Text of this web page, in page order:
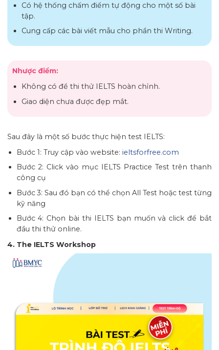
Có hệ thống chấm điểm tự động cho một số bài
tập.
Cung cấp các bài viết mẫu cho phần thi Writing.
Nhược điểm:
Không có đề thi thử IELTS hoàn chỉnh.
Giao diện chưa được đẹp mắt.
Sau đây là một số bước thực hiện test IELTS:
Bước 1: Truy cập vào website: ieltsforfree.com
Bước 2: Click vào mục IELTS Practice Test trên thanh
công cụ
Bước 3: Sau đó bạn có thể chọn All Test hoặc test từng
kỹ năng
Bước 4: Chọn bài thi IELTS bạn muốn và click để bắt
đầu thi thử online.
4. The IELTS Workshop